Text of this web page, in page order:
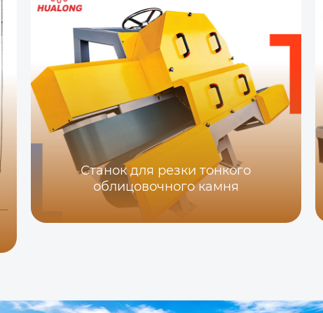
Станок для резки тонкого
облицовочного камня